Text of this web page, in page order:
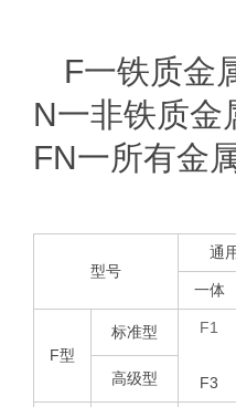
F一铁质金
N一非铁质金
FN一所有金
型号
通
一体
F型
标准型 F1
F3
高级型